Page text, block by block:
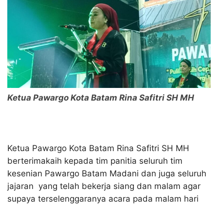
Ketua Pawargo Kota Batam Rina Safitri SH MH
Ketua Pawargo Kota Batam Rina Safitri SH MH
berterimakaih kepada tim panitia seluruh tim
kesenian Pawargo Batam Madani dan juga seluruh
jajaran yang telah bekerja siang dan malam agar
supaya terselenggaranya acara pada malam hari